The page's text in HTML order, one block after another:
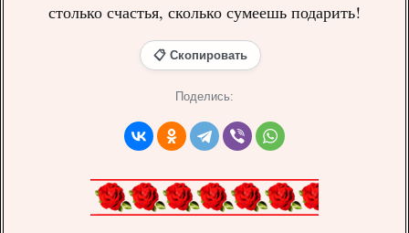
столько счастья, сколько сумеешь подарить!
📋 Скопировать
Поделись: